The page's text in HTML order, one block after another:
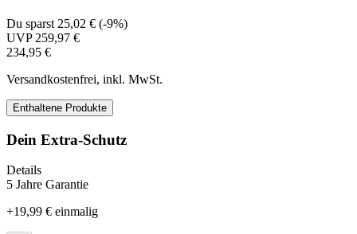
Du sparst 25,02 € (-9%)
UVP 259,97 €
234,95 €
Versandkostenfrei, inkl. MwSt.
Enthaltene Produkte
Dein Extra-Schutz
Details
5 Jahre Garantie
+19,99 € einmalig